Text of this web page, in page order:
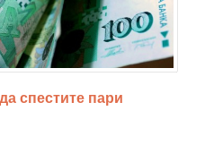
спестите пари